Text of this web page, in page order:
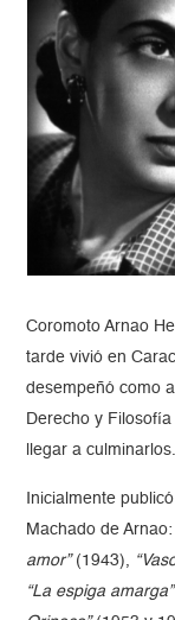
Coromoto Arnao
tarde vivió en
desempeñó como
Derecho y
llegar a culminarlos.
Inicialmente
Machado de Arnao:
amor”(1943),
“La espiga amarga”